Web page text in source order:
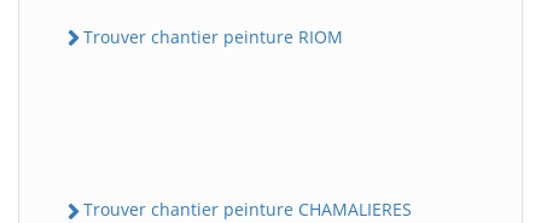
Trouver chantier peinture RIOM
Trouver chantier peinture CHAMALIERES